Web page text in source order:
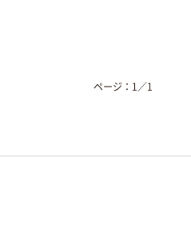
ページ： 1 ／1